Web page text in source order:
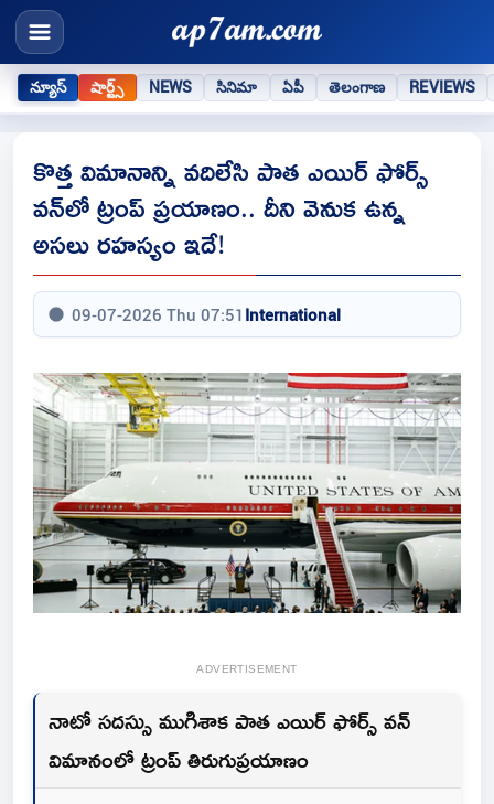
న్యూస్ షార్ట్స్ NEWS సినిమా ఏపీ తెలంగాణ REVIEWS
కొత్త విమానాన్ని వదిలేసి పాత ఎయిర్ ఫోర్స్
వన్‌లో ట్రంప్ ప్రయాణం.. దీని వెనుక ఉన్న
అసలు రహస్యం ఇదే!
09-07-2026 Thu 07:51 International
ADVERTISEMENT
నాటో సదస్సు ముగిశాక పాత ఎయిర్ ఫోర్స్ వన్
విమానంలో ట్రంప్ తిరుగుప్రయాణం